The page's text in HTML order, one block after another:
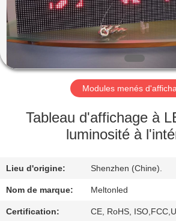
AU
SUJET
DE
NOUS
VISITE
D'USINE
CONTRÔLE
DE
QUALITÉ
Modules menés
Tableau d'affichage à
luminosité à
Lieu d'origine: Shenzhen (Chine).
Nom de marque: Meltonled
Certification: CE, RoHS,